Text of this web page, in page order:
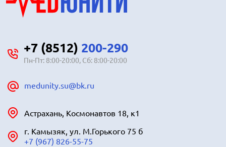
+7 (8512) 200-290
Пн-Пт: 8:00-20:00, Сб: 8:00-20:00
medunity.su@bk.ru
Астрахань, Космонавтов 18, к1
г. Камызяк, ул. М.Горького 75 б
+7 (967) 826-55-75